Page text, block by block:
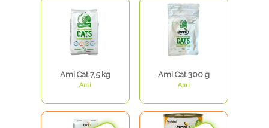
Ami Cat 7,5 kg
Ami
Ami Cat 300 g
Ami